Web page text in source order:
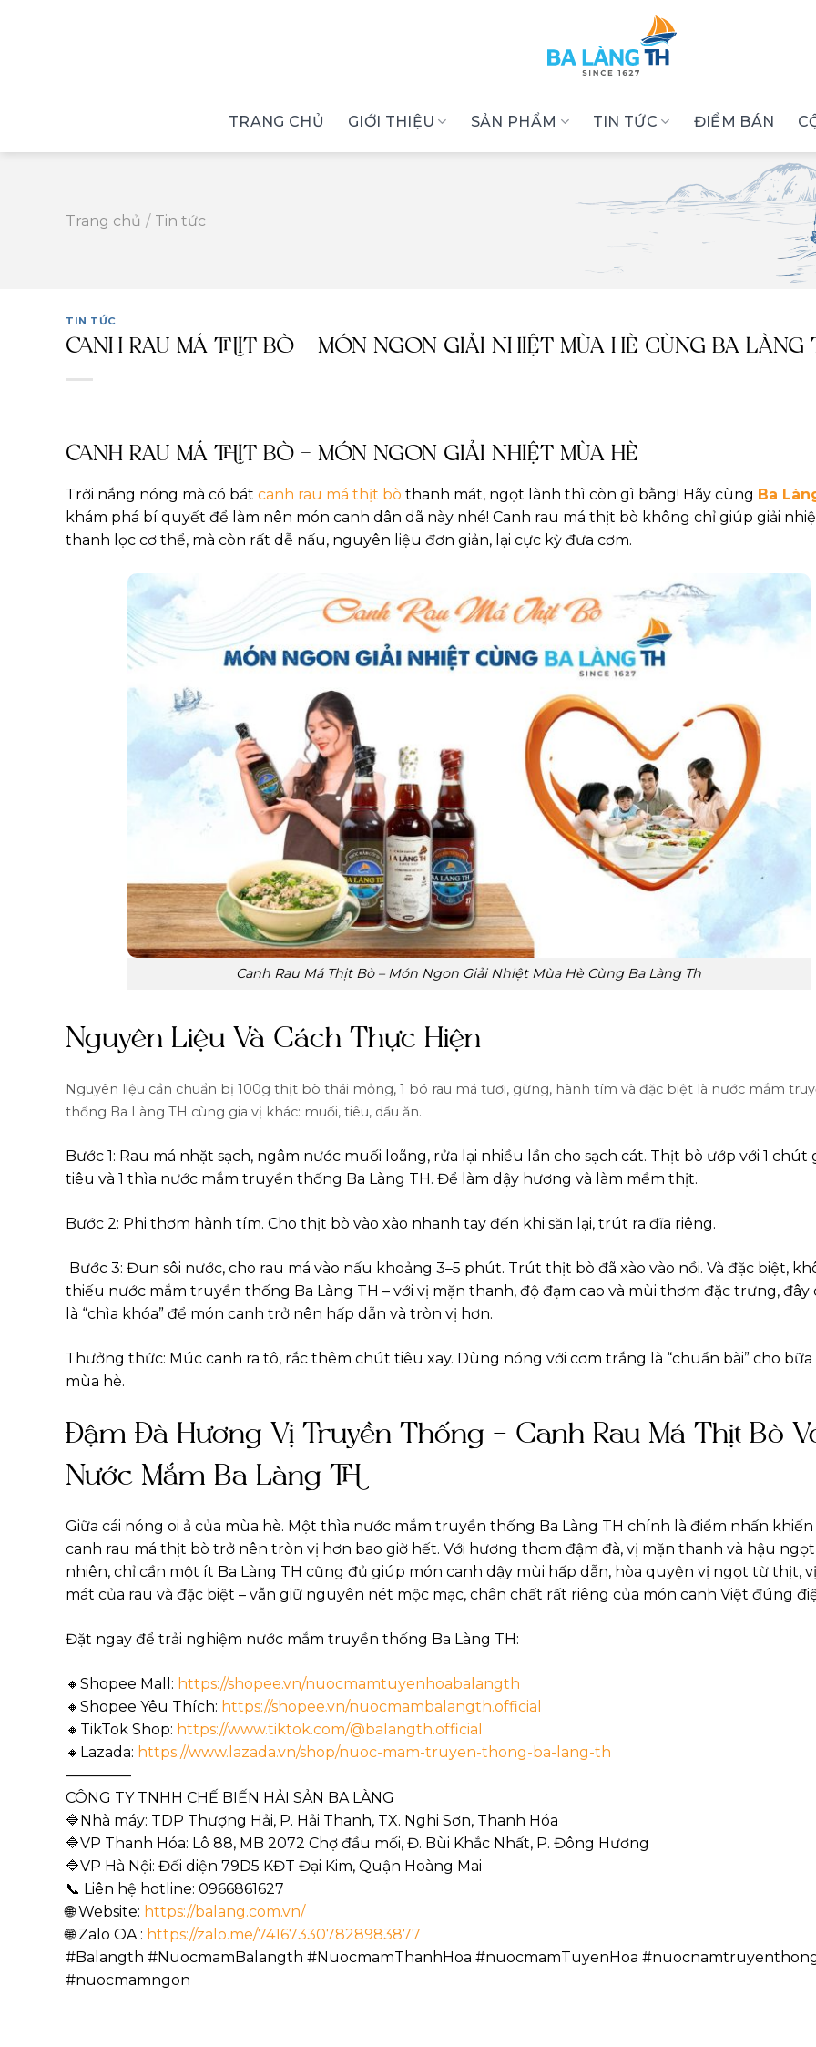
TRANG CHỦ GIỚI THIỆU SẢN PHẨM TIN TỨC ĐIỂM BÁN
Trang chủ / Tin tức
TIN TỨC
CANH RAU MÁ THỊT BÒ – MÓN NGON GIẢI NHIỆT MÙA HÈ CÙNG BA LÀNG
CANH RAU MÁ THỊT BÒ – MÓN NGON GIẢI NHIỆT MÙA HÈ
Trời nắng nóng mà có bát canh rau má thịt bò thanh mát, ngọt lành thì còn gì bằng! Hãy cùng Ba
khám phá bí quyết để làm nên món canh dân dã này nhé! Canh rau má thịt bò không chỉ giúp giải
thanh lọc cơ thể, mà còn rất dễ nấu, nguyên liệu đơn giản, lại cực kỳ đưa cơm.
Canh Rau Má Thịt Bò – Món Ngon Giải Nhiệt Mùa Hè Cùng Ba Làng Th
Nguyên Liệu Và Cách Thực Hiện
Nguyên liệu cần chuẩn bị 100g thịt bò thái mỏng, 1 bó rau má tươi, gừng, hành tím và đặc biệt là nước mắm
thống Ba Làng TH cùng gia vị khác: muối, tiêu, dầu ăn.
Bước 1: Rau má nhặt sạch, ngâm nước muối loãng, rửa lại nhiều lần cho sạch cát. Thịt bò ướp với 1 chút
tiêu và 1 thìa nước mắm truyền thống Ba Làng TH. Để làm dậy hương và làm mềm thịt.
Bước 2: Phi thơm hành tím. Cho thịt bò vào xào nhanh tay đến khi săn lại, trút ra đĩa riêng.
Bước 3: Đun sôi nước, cho rau má vào nấu khoảng 3–5 phút. Trút thịt bò đã xào vào nồi. Và đặc biệt,
thiếu nước mắm truyền thống Ba Làng TH – với vị mặn thanh, độ đạm cao và mùi thơm đặc trưng, đây
là “chìa khóa” để món canh trở nên hấp dẫn và tròn vị hơn.
Thưởng thức: Múc canh ra tô, rắc thêm chút tiêu xay. Dùng nóng với cơm trắng là “chuẩn bài” cho bữa
mùa hè.
Đậm Đà Hương Vị Truyền Thống – Canh Rau Má Thịt Bò
Nước Mắm Ba Làng TH
Giữa cái nóng oi ả của mùa hè. Một thìa nước mắm truyền thống Ba Làng TH chính là điểm nhấn
canh rau má thịt bò trở nên tròn vị hơn bao giờ hết. Với hương thơm đậm đà, vị mặn thanh và hậu
nhiên, chỉ cần một ít Ba Làng TH cũng đủ giúp món canh dậy mùi hấp dẫn, hòa quyện vị ngọt từ thịt,
mát của rau và đặc biệt – vẫn giữ nguyên nét mộc mạc, chân chất rất riêng của món canh Việt đúng
Đặt ngay để trải nghiệm nước mắm truyền thống Ba Làng TH:
🔸Shopee Mall: https://shopee.vn/nuocmamtuyenhoabalangth
🔸Shopee Yêu Thích: https://shopee.vn/nuocmambalangth.official
🔸TikTok Shop: https://www.tiktok.com/@balangth.official
🔸Lazada: https://www.lazada.vn/shop/nuoc-mam-truyen-thong-ba-lang-th
————–
CÔNG TY TNHH CHẾ BIẾN HẢI SẢN BA LÀNG
🔷Nhà máy: TDP Thượng Hải, P. Hải Thanh, TX. Nghi Sơn, Thanh Hóa
🔷VP Thanh Hóa: Lô 88, MB 2072 Chợ đầu mối, Đ. Bùi Khắc Nhất, P. Đông Hương
🔷VP Hà Nội: Đối diện 79D5 KĐT Đại Kim, Quận Hoàng Mai
📞 Liên hệ hotline: 0966861627
🌐 Website: https://balang.com.vn/
🌐 Zalo OA : https://zalo.me/741673307828983877
#Balangth #NuocmamBalangth #NuocmamThanhHoa #nuocmamTuyenHoa
#nuocmamngon